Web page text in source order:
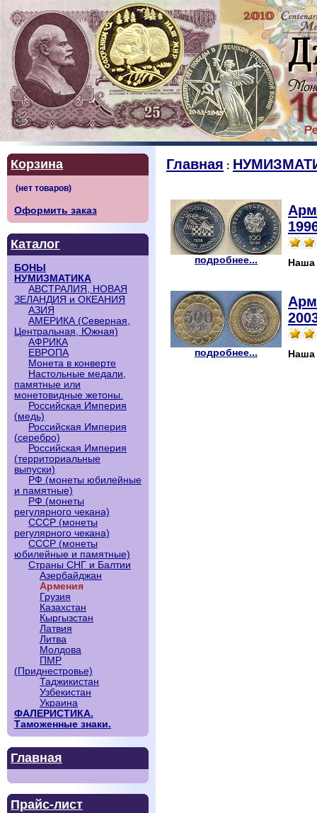
Корзина
Оформить заказ
Каталог
БОНЫ
НУМИЗМАТИКА
АВСТРАЛИЯ, НОВАЯ
ЗЕЛАНДИЯ и ОКЕАНИЯ
АЗИЯ
АМЕРИКА (Северная,
Центральная, Южная)
АФРИКА
ЕВРОПА
Монета в конверте
Настольные медали,
памятные или
монетовидные жетоны.
Российская Империя
(медь)
Российская Империя
(серебро)
Российская Империя
(территориальные
выпуски)
РФ (монеты юбилейные
и памятные)
РФ (монеты
регулярного чекана)
СССР (монеты
регулярного чекана)
СССР (монеты
юбилейные и памятные)
Страны СНГ и Балтии
Азербайджан
Армения
Грузия
Казахстан
Кыргызстан
Латвия
Литва
Молдова
ПМР
(Приднестровье)
Таджикистан
Узбекистан
Украина
ФАЛЕРИСТИКА.
Таможенные знаки.
Главная
Прайс-лист
Главная :
подробнее... Наша
подробнее... Наша